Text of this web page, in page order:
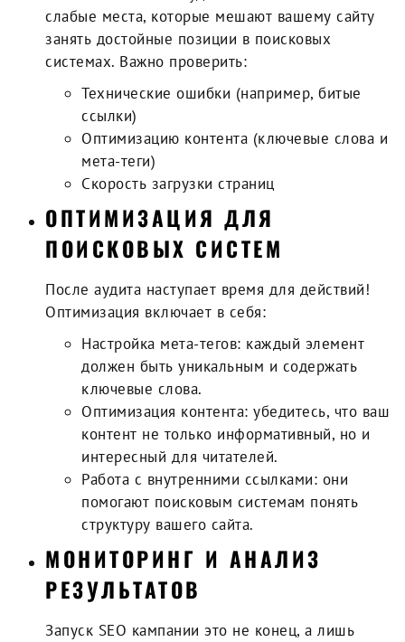
слабые места, которые мешают вашему сайту
занять достойные позиции в поисковых
системах. Важно проверить:
Технические ошибки (например, битые
ссылки)
Оптимизацию контента (ключевые слова и
мета-теги)
Скорость загрузки страниц
ОПТИМИЗАЦИЯ ДЛЯ
ПОИСКОВЫХ СИСТЕМ
После аудита наступает время для действий!
Оптимизация включает в себя:
Настройка мета-тегов: каждый элемент
должен быть уникальным и содержать
ключевые слова.
Оптимизация контента: убедитесь, что ваш
контент не только информативный, но и
интересный для читателей.
Работа с внутренними ссылками: они
помогают поисковым системам понять
структуру вашего сайта.
МОНИТОРИНГ И АНАЛИЗ
РЕЗУЛЬТАТОВ
Запуск SEO кампании это не конец, а лишь